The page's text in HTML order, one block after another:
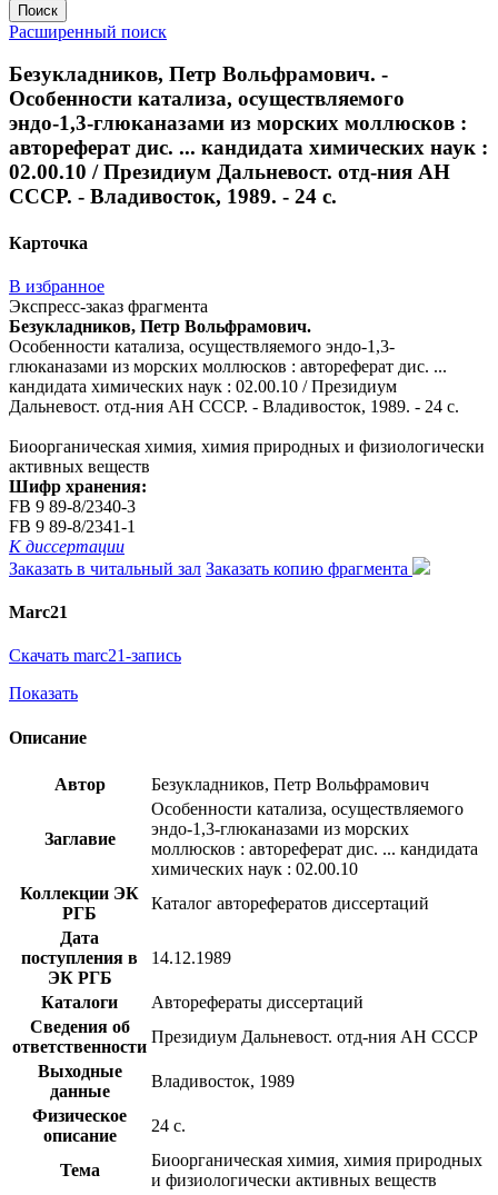
Поиск
Расширенный поиск
Безукладников, Петр Вольфрамович. -
Особенности катализа, осуществляемого
эндо-1,3-глюканазами из морских моллюсков :
автореферат дис. ... кандидата химических наук :
02.00.10 / Президиум Дальневост. отд-ния АН
СССР. - Владивосток, 1989. - 24 с.
Карточка
В избранное
Экспресс-заказ фрагмента
Безукладников, Петр Вольфрамович.
Особенности катализа, осуществляемого эндо-1,3-
глюканазами из морских моллюсков : автореферат дис. ...
кандидата химических наук : 02.00.10 / Президиум
Дальневост. отд-ния АН СССР. - Владивосток, 1989. - 24 с.
Биоорганическая химия, химия природных и физиологически
активных веществ
Шифр хранения:
FB 9 89-8/2340-3
FB 9 89-8/2341-1
К диссертации
Заказать в читальный зал Заказать копию фрагмента
Marc21
Скачать marc21-запись
Показать
Описание
Автор Безукладников, Петр Вольфрамович
Заглавие
Особенности катализа, осуществляемого
эндо-1,3-глюканазами из морских
моллюсков : автореферат дис. ... кандидата
химических наук : 02.00.10
Коллекции ЭК
РГБ
Каталог авторефератов диссертаций
Дата
поступления в
ЭК РГБ
14.12.1989
Каталоги
Авторефераты диссертаций
Сведения об
ответственности
Президиум Дальневост. отд-ния АН СССР
Выходные
данные
Владивосток, 1989
Физическое
описание
24 с.
Тема
Биоорганическая химия, химия природных
и физиологически активных веществ